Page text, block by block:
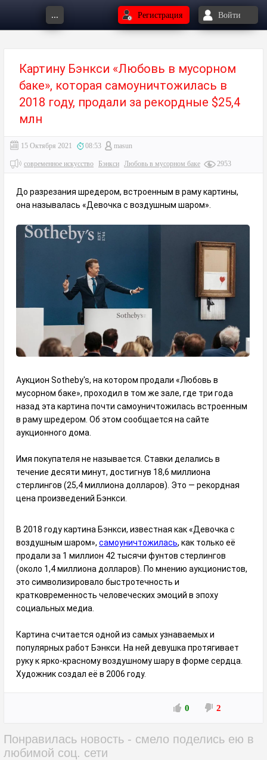
... Регистрация Войти
Картину Бэнкси «Любовь в мусорном
баке», которая самоуничтожилась в
2018 году, продали за рекордные $25,4
млн
15 Октября 2021 08:53 masun
современное искусство Бэнкси Любовь в мусорном баке 2953
До разрезания шредером, встроенным в раму картины,
она называлась «Девочка с воздушным шаром».
Аукцион Sotheby's, на котором продали «Любовь в
мусорном баке», проходил в том же зале, где три года
назад эта картина почти самоуничтожилась встроенным
в раму шредером. Об этом сообщается на сайте
аукционного дома.
Имя покупателя не называется. Ставки делались в
течение десяти минут, достигнув 18,6 миллиона
стерлингов (25,4 миллиона долларов). Это — рекордная
цена произведений Бэнкси.
В 2018 году картина Бэнкси, известная как «Девочка с
воздушным шаром», самоуничтожилась, как только её
продали за 1 миллион 42 тысячи фунтов стерлингов
(около 1,4 миллиона долларов). По мнению аукционистов,
это символизировало быстротечность и
кратковременность человеческих эмоций в эпоху
социальных медиа.
Картина считается одной из самых узнаваемых и
популярных работ Бэнкси. На ней девушка протягивает
руку к ярко-красному воздушному шару в форме сердца.
Художник создал её в 2006 году.
0 2
Понравилась новость - смело поделись ею в
любимой соц. сети